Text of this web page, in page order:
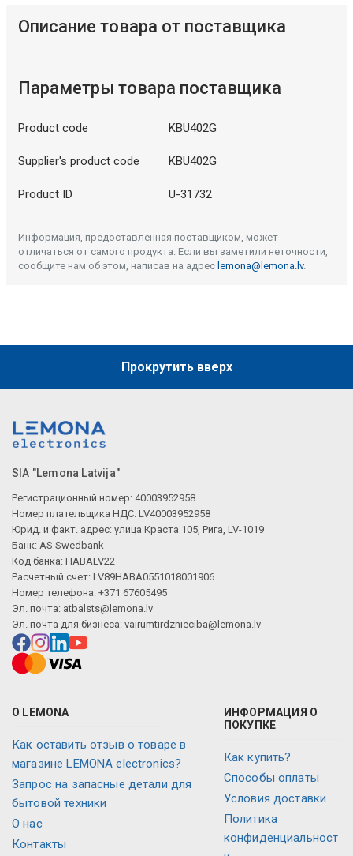
Описание товара от поставщика
Параметры товара поставщика
Product code KBU402G
Supplier's product code KBU402G
Product ID U-31732
Информация, предоставленная поставщиком, может
отличаться от самого продукта. Если вы заметили неточности,
сообщите нам об этом, написав на адрес lemona@lemona.lv.
Прокрутить вверх
SIA "Lemona Latvija"
Регистрационный номер: 40003952958
Номер плательщика НДС: LV40003952958
Юрид. и факт. адрес: улица Краста 105, Рига, LV-1019
Банк: AS Swedbank
Код банка: HABALV22
Расчетный счет: LV89HABA0551018001906
Номер телефона: +371 67605495
Эл. почта: atbalsts@lemona.lv
Эл. почта для бизнеса: vairumtirdznieciba@lemona.lv
О LEMONA
Как оставить отзыв о товаре в
магазине LEMONA electronics?
Запрос на запасные детали для
бытовой техники
О нас
Контакты
ИНФОРМАЦИЯ О
ПОКУПКЕ
Как купить?
Способы оплаты
Условия доставки
Политика
конфиденциальност